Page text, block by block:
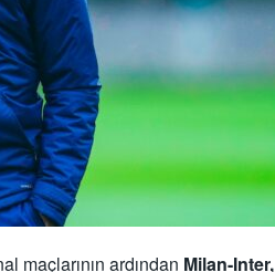
maçlarının ardından Milan-Inter,